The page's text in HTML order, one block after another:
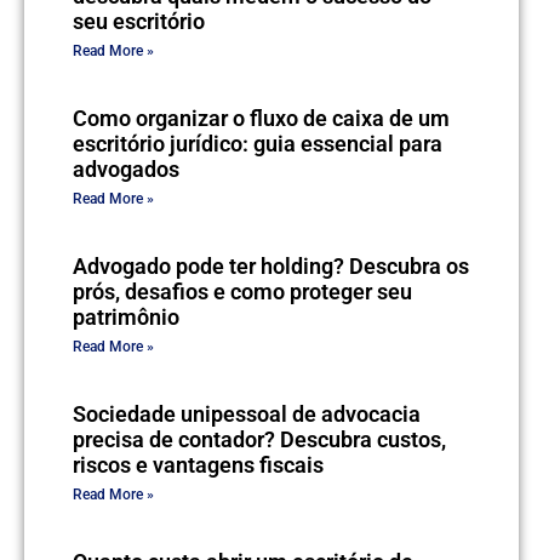
seu escritório
Read More »
Como organizar o fluxo de caixa de um
escritório jurídico: guia essencial para
advogados
Read More »
Advogado pode ter holding? Descubra os
prós, desafios e como proteger seu
patrimônio
Read More »
Sociedade unipessoal de advocacia
precisa de contador? Descubra custos,
riscos e vantagens fiscais
Read More »